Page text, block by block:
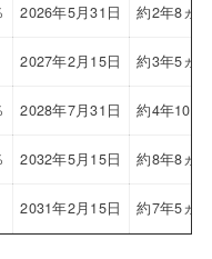
2026年5月31日 約2年8ヵ月
2027年2月15日 約3年5ヵ月
2028年7月31日 約4年10ヵ
2032年5月15日 約8年8ヵ月
2031年2月15日 約7年5ヵ月